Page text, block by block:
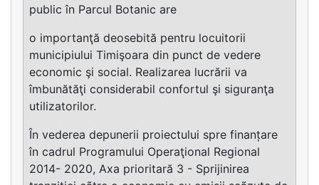
public în Parcul Botanic are
o importanţă deosebită pentru locuitorii
municipiului Timişoara din punct de vedere
economic şi social. Realizarea lucrării va
îmbunătăţi considerabil confortul şi siguranţa
utilizatorilor.
În vederea depunerii proiectului spre finanțare
în cadrul Programului Operaţional Regional
2014- 2020, Axa prioritară 3 - Sprijinirea